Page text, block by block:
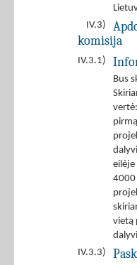
IV.3)
komisija
IV.3.1)
Bus
eilėje
4000
vietą
IV.3.3)